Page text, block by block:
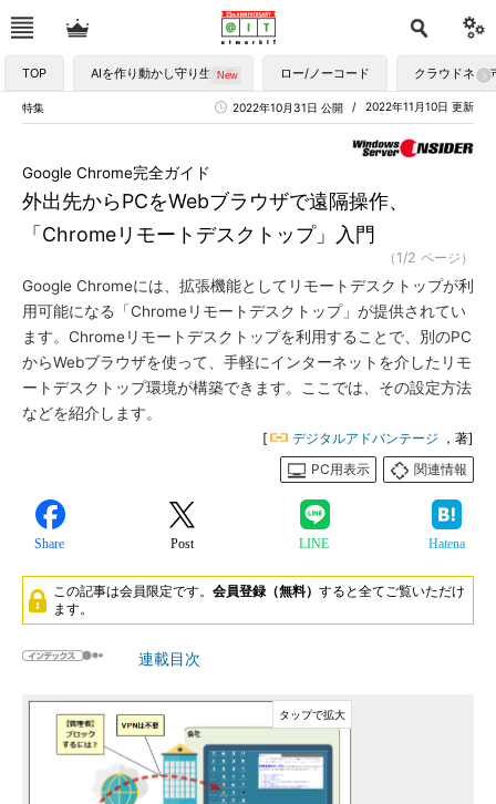
TOP AIを作り動かし守り生かす ロー/ノーコード クラウドネイ
特集 2022年11月10日 更新
2022年10月31日 公開
外出先からPCをWebブラウザで遠隔操作、
「Chromeリモートデスクトップ」入門
Google Chrome完全ガイド
（1/2 ページ）
Google Chromeには、拡張機能としてリモートデスクトップが利
用可能になる「Chromeリモートデスクトップ」が提供されてい
ます。Chromeリモートデスクトップを利用することで、別のPC
からWebブラウザを使って、手軽にインターネットを介したリモ
ートデスクトップ環境が構築できます。ここでは、その設定方法
などを紹介します。
[ デジタルアドバンテージ ，著]
PC用表示
関連情報
Share Post LINE Hatena
この記事は会員限定です。 会員登録（無料） すると全てご覧いただけ
ます。
連載目次